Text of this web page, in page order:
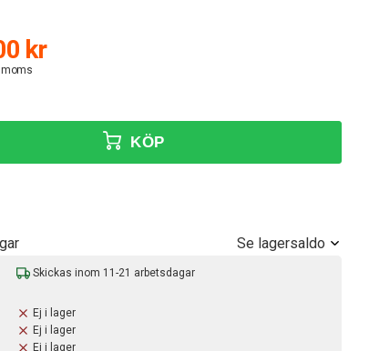
kr
moms
KÖP
Se lagersaldo
Skickas inom 11-21 arbetsdagar
Ej i lager
Ej i lager
Ej i lager